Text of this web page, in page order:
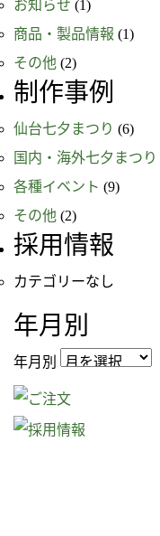
お知らせ (1)
商品・製品情報 (1)
その他 (2)
制作事例
仙台七夕まつり (6)
国内・海外七夕まつり
各種イベント (9)
その他 (2)
採用情報
カテゴリーなし
年月別
年月別